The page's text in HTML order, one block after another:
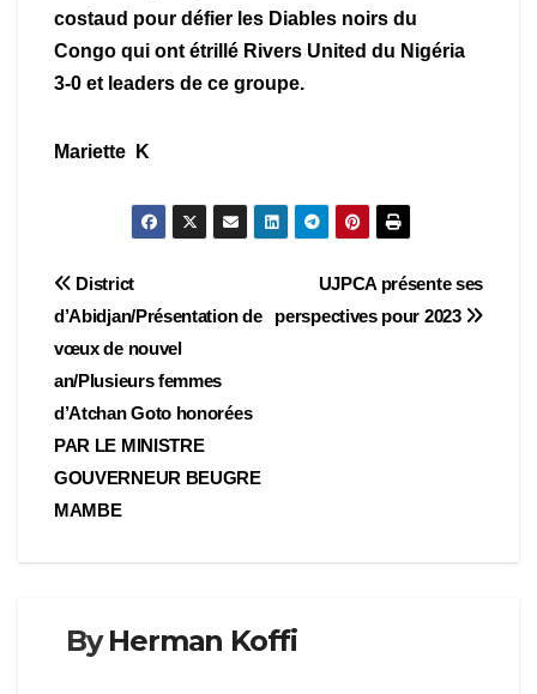
costaud pour défier les Diables noirs du
Congo qui ont étrillé Rivers United du Nigéria
3-0 et leaders de ce groupe.
Mariette K
Navigation
de
l’article
UJPCA présente ses
perspectives pour 2023
District
d’Abidjan/Présentation de
vœux de nouvel
an/Plusieurs femmes
d’Atchan Goto honorées
PAR LE MINISTRE
GOUVERNEUR BEUGRE
MAMBE
ByHerman Koffi